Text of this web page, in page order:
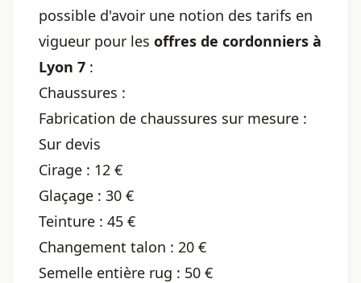
possible d'avoir une notion des tarifs en
vigueur pour les offres de cordonniers à
Lyon 7 :
Chaussures :
Fabrication de chaussures sur mesure :
Sur devis
Cirage : 12 €
Glaçage : 30 €
Teinture : 45 €
Changement talon : 20 €
Semelle entière rug : 50 €